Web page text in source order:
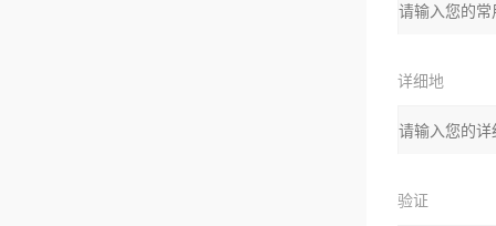
箱：
详细地
址：
验证